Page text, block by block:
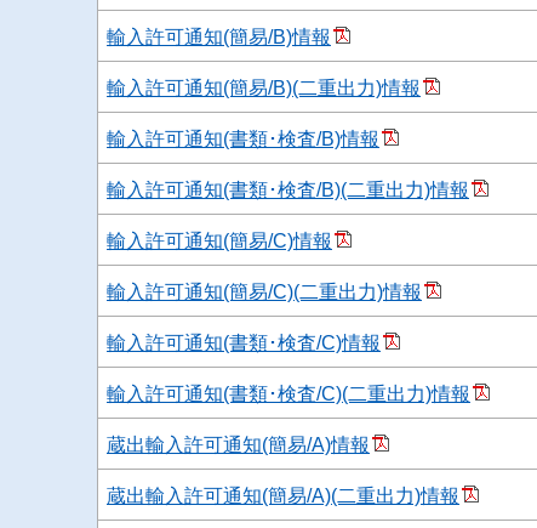
輸入許可通知(簡易/B)情報
輸入許可通知(簡易/B)(二重出力)情報
輸入許可通知(書類･検査/B)情報
輸入許可通知(書類･検査/B)(二重出力)情報
輸入許可通知(簡易/C)情報
輸入許可通知(簡易/C)(二重出力)情報
輸入許可通知(書類･検査/C)情報
輸入許可通知(書類･検査/C)(二重出力)情報
蔵出輸入許可通知(簡易/A)情報
蔵出輸入許可通知(簡易/A)(二重出力)情報